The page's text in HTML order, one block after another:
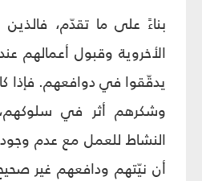
بناءً على ما تقدّم،
الأخروية وقبول أعمالهم
يدقّقوا في دوافعهم. فإذا
وشكرهم أثر في
النشاط للعمل مع عدم وجود
أن نيّتهم ودافعهم غير